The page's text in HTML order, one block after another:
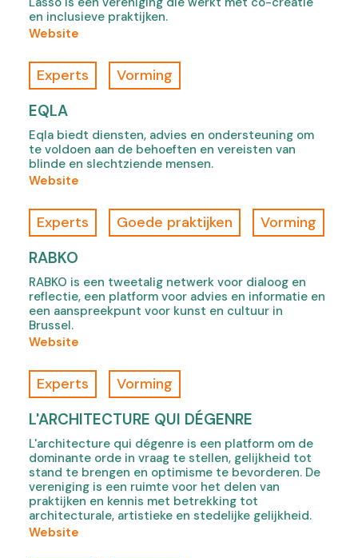
s
n
e
a
b
)
s
i
n
e
w
a
b
)
o
u
h
A
r
W
e
C
e
,
e
n
s
n
e
w
t
a
b
)
en inclusieve praktijken.
Website
f
L
s
o
p
e
i
n
n
t
a
b
)
Experts Vorming
EQLA
Eqla biedt diensten, advies en ondersteuning om
te voldoen aan de behoeften en vereisten van
blinde en slechtziende mensen.
Website
f
E
a
,
o
n
s
i
n
n
e
w
t
a
Experts Goede praktijken Vorming
RABKO
RABKO is een tweetalig netwerk voor dialoog en
reflectie, een platform voor advies en informatie en
een aanspreekpunt voor kunst en cultuur in
Brussel.
Website
f
R
A
B
K
O
,
o
p
Experts Vorming
L'ARCHITECTURE QUI DÉGENRE
L'architecture qui dégenre is een platform om de
dominante orde in vraag te stellen, gelijkheid tot
stand te brengen en optimisme te bevorderen. De
vereniging is een ruimte voor het delen van
praktijken en kennis met betrekking tot
architecturale, artistieke en stedelijke gelijkheid.
Website